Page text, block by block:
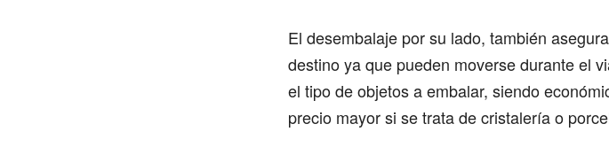
El desembalaje por su lado, también
destino ya que pueden moverse durante el
el tipo de objetos a embalar, siendo
precio mayor si se trata de cristalería o